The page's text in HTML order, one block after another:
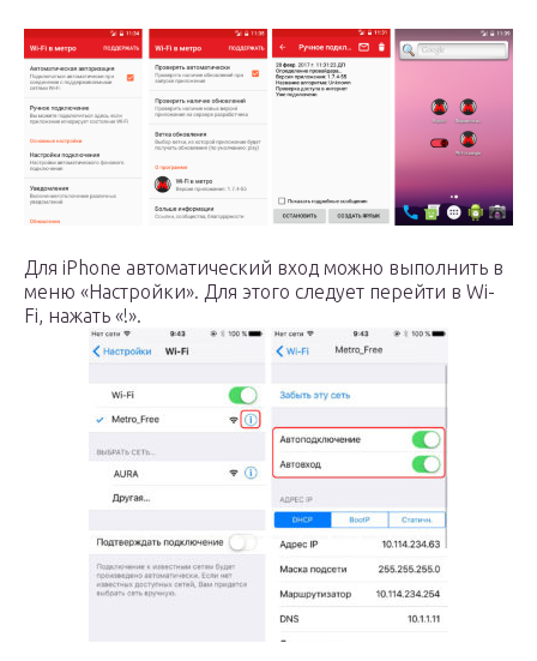
Для iPhone автоматический вход можно выполнить в
меню «Настройки». Для этого следует перейти в Wi-
Fi, нажать «!».